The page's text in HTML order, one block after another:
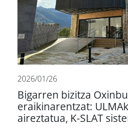
2026/01/26
Bigarren bizitza
eraikinarentzat:
aireztatua, K-SLAT